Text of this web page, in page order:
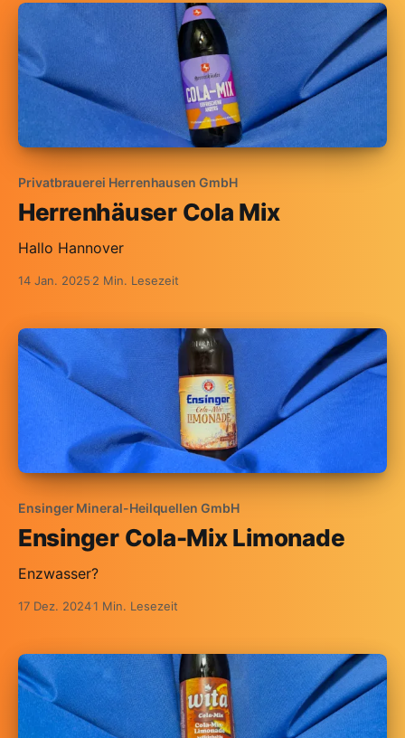
Privatbrauerei Herrenhausen GmbH
Herrenhäuser Cola Mix
Hallo Hannover
14 Jan. 2025 2 Min. Lesezeit
Ensinger Mineral-Heilquellen GmbH
Ensinger Cola-Mix Limonade
Enzwasser?
17 Dez. 20241 Min. Lesezeit